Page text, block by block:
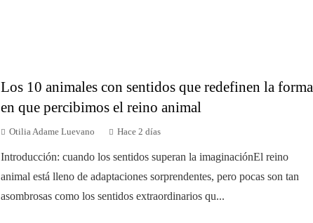
Los 10 animales con sentidos que redefinen la forma
en que percibimos el reino animal
Otilia Adame Luevano Hace 2 días
Introducción: cuando los sentidos superan la imaginaciónEl reino
animal está lleno de adaptaciones sorprendentes, pero pocas son tan
asombrosas como los sentidos extraordinarios qu...